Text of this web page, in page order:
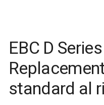
EBC D
standard al